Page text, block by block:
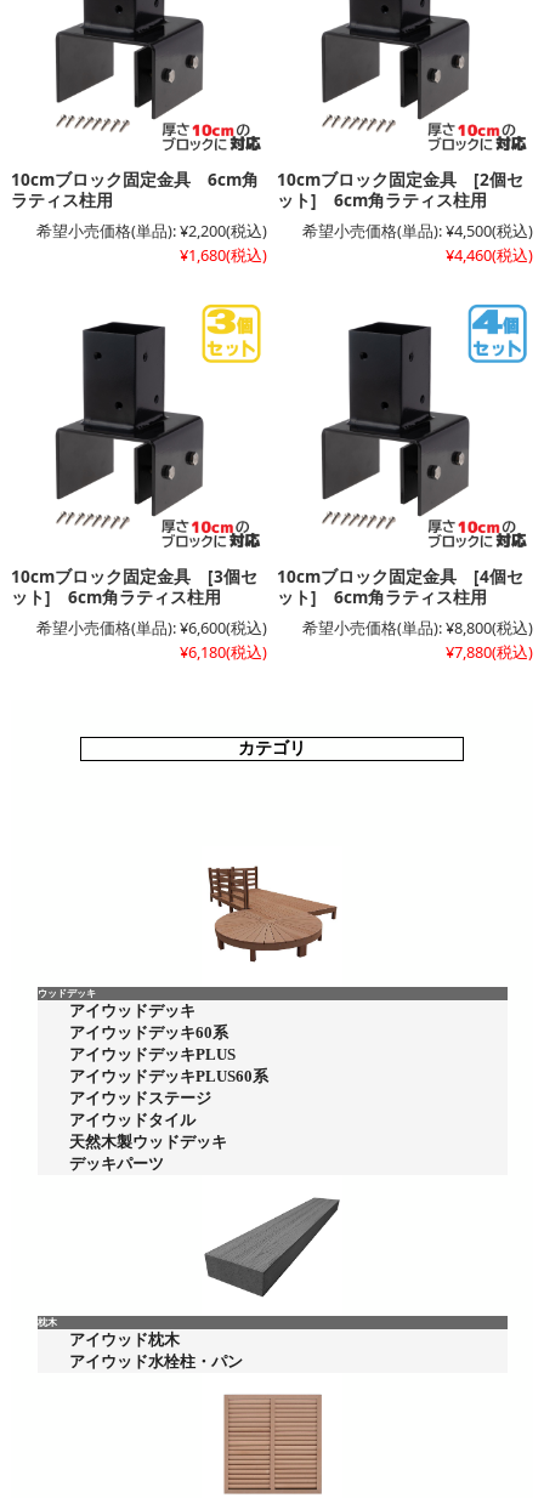
10cmブロック固定金具 6cm角
ラティス柱用
希望小売価格(単品):¥2,200(税込)
¥1,680(税込)
10cmブロック固定金具 [2個セ
ット] 6cm角ラティス柱用
希望小売価格(単品):¥4,500(税込)
¥4,460(税込)
10cmブロック固定金具 [3個セ
ット] 6cm角ラティス柱用
希望小売価格(単品):¥6,600(税込)
¥6,180(税込)
10cmブロック固定金具 [4個セ
ット] 6cm角ラティス柱用
希望小売価格(単品):¥8,800(税込)
¥7,880(税込)